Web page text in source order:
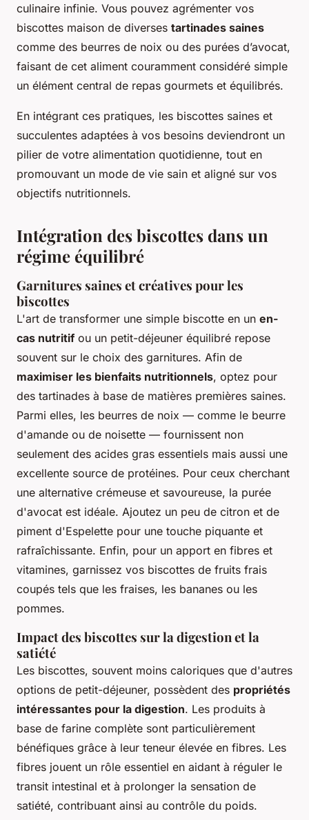
culinaire infinie. Vous pouvez agrémenter vos
biscottes maison de diverses tartinades saines
comme des beurres de noix ou des purées d’avocat,
faisant de cet aliment couramment considéré simple
un élément central de repas gourmets et équilibrés.
En intégrant ces pratiques, les biscottes saines et
succulentes adaptées à vos besoins deviendront un
pilier de votre alimentation quotidienne, tout en
promouvant un mode de vie sain et aligné sur vos
objectifs nutritionnels.
Intégration des biscottes dans un
régime équilibré
Garnitures saines et créatives pour les
biscottes
L'art de transformer une simple biscotte en un en-
cas nutritifou un petit-déjeuner équilibré repose
souvent sur le choix des garnitures. Afin de
maximiser les bienfaits nutritionnels, optez pour
des tartinades à base de matières premières saines.
Parmi elles, les beurres de noix — comme le beurre
d'amande ou de noisette — fournissent non
seulement des acides gras essentiels mais aussi une
excellente source de protéines. Pour ceux cherchant
une alternative crémeuse et savoureuse, la purée
d'avocat est idéale. Ajoutez un peu de citron et de
piment d'Espelette pour une touche piquante et
rafraîchissante. Enfin, pour un apport en fibres et
vitamines, garnissez vos biscottes de fruits frais
coupés tels que les fraises, les bananes ou les
pommes.
Impact des biscottes sur la digestion et la
satiété
Les biscottes, souvent moins caloriques que d'autres
options de petit-déjeuner, possèdent des propriétés
intéressantes pour la digestion. Les produits à
base de farine complète sont particulièrement
bénéfiques grâce à leur teneur élevée en fibres. Les
fibres jouent un rôle essentiel en aidant à réguler le
transit intestinal et à prolonger la sensation de
satiété, contribuant ainsi au contrôle du poids.